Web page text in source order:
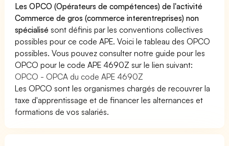
Les OPCO (Opérateurs de compétences) de l'activité
Commerce de gros (commerce interentreprises) non
spécialisé sont définis par les conventions collectives
possibles pour ce code APE. Voici le tableau des OPCO
possibles. Vous pouvez consulter notre guide pour les
OPCO pour le code APE 4690Z sur le lien suivant:
OPCO - OPCA du code APE 4690Z
Les OPCO sont les organismes chargés de recouvrer la
taxe d'apprentissage et de financer les alternances et
formations de vos salariés.